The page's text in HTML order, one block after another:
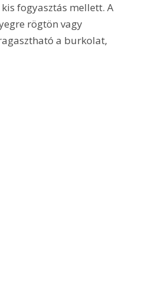
fogyasztás mellett. A
rögtön vagy
a burkolat,